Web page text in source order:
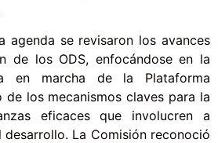
agenda se revisaron los avances
de los ODS, enfocándose en la
en marcha de la Plataforma
los mecanismos claves para la
eficaces que involucren a
La Comisión reconoció